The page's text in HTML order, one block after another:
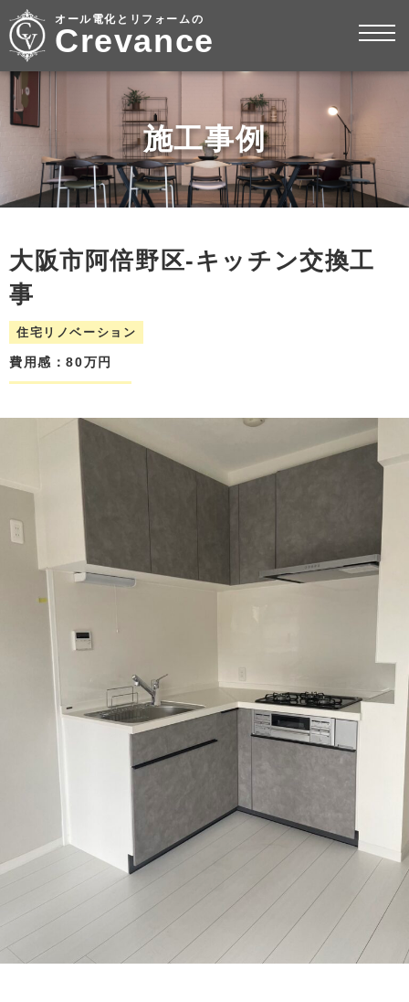
オール電化とリフォームの
Crevance
施工事例
大阪市阿倍野区-キッチン交換工
事
住宅リノベーション
費用感：80万円